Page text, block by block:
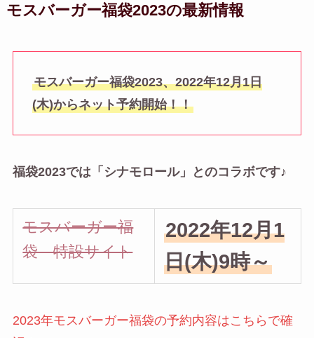
モスバーガー福袋2023の最新情報
モスバーガー福袋2023、2022年12月1日
(木)からネット予約開始！！
福袋2023では「シナモロール」とのコラボです♪
モスバーガー福
袋 特設サイト
2022年12月1
日(木)9時～
2023年モスバーガー福袋の予約内容はこちらで確